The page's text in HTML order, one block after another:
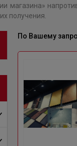
магазина»
получения.
По Вашему